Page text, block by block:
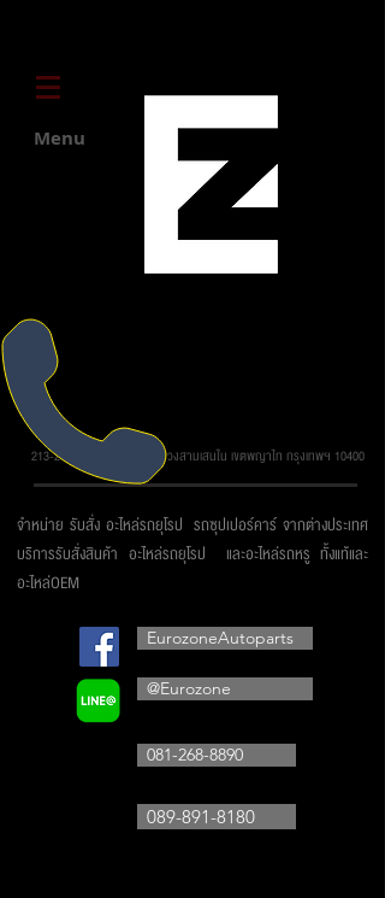
Menu
213-215 ถ.วิภาวดี รังสิต แขวงสามเสนใน เขตพญาไท กรุงเทพฯ 10400
จำหน่าย รับสั่ง อะไหล่รถยุโรป รถซุปเปอร์คาร์ จากต่างประเทศ
บริการรับสั่งสินค้า อะไหล่รถยุโรป และอะไหล่รถหรู ทั้งแท้และ
อะไหล่OEM
EurozoneAutoparts
@Eurozone
081-268-8890
089-891-8180